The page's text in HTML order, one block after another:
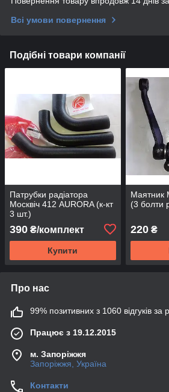
Всі умови повернення
Подібні товари компанії
Патрубки радіатора
Москвіч 412 AURORA (к-кт
3 шт.)
390 ₴/комплект
Купити
Маятник
(3 болти
220₴
Про нас
99% позитивних з 1060 відгуків за
Працює з 19.12.2015
м. Запоріжжя
Запоріжжя, Україна
Контакти